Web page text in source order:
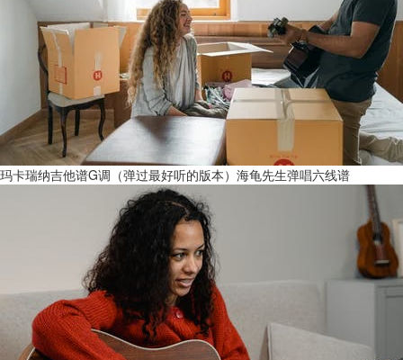
玛卡瑞纳吉他谱G调（弹过最好听的版本）海龟先生弹唱六线谱